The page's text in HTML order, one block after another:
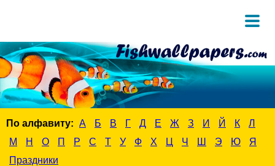
По алфавиту: А Б В Г Д Е Ж З И Й К
Л
М
Н О П Р С Т У Ф Х Ц Ч Ш Э Ю
Я
Праздники